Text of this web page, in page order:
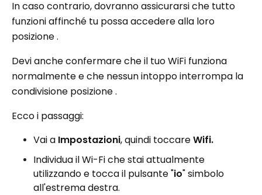
In caso contrario, dovranno assicurarsi che tutto
funzioni affinché tu possa accedere alla loro
posizione .
Devi anche confermare che il tuo WiFi funziona
normalmente e che nessun intoppo interrompa la
condivisione posizione .
Ecco i passaggi:
Vai a Impostazioni, quindi toccareWifi.
Individua il Wi-Fi che stai attualmente
utilizzando e tocca il pulsante "io" simbolo
all'estrema destra.